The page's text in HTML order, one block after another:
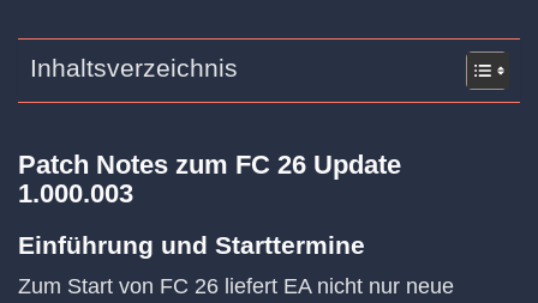
Inhaltsverzeichnis
Patch Notes zum FC 26 Update
1.000.003
Einführung und Starttermine
Zum Start von FC 26 liefert EA nicht nur neue